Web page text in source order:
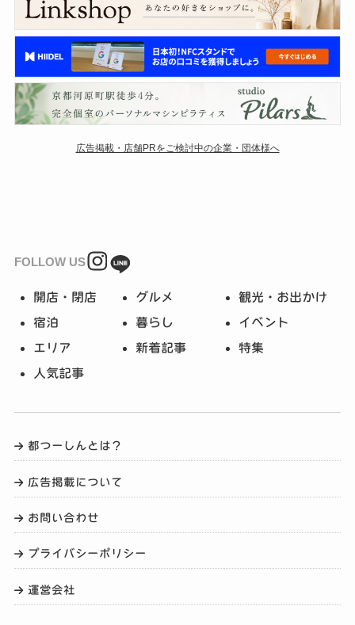
広告掲載・店舗PRをご検討中の企業・団体様へ
FOLLOW US
開店・閉店 グルメ 観光・お出かけ
宿泊 暮らし イベント
エリア 新着記事 特集
人気記事
都つーしんとは？
広告掲載について
お問い合わせ
プライバシーポリシー
運営会社